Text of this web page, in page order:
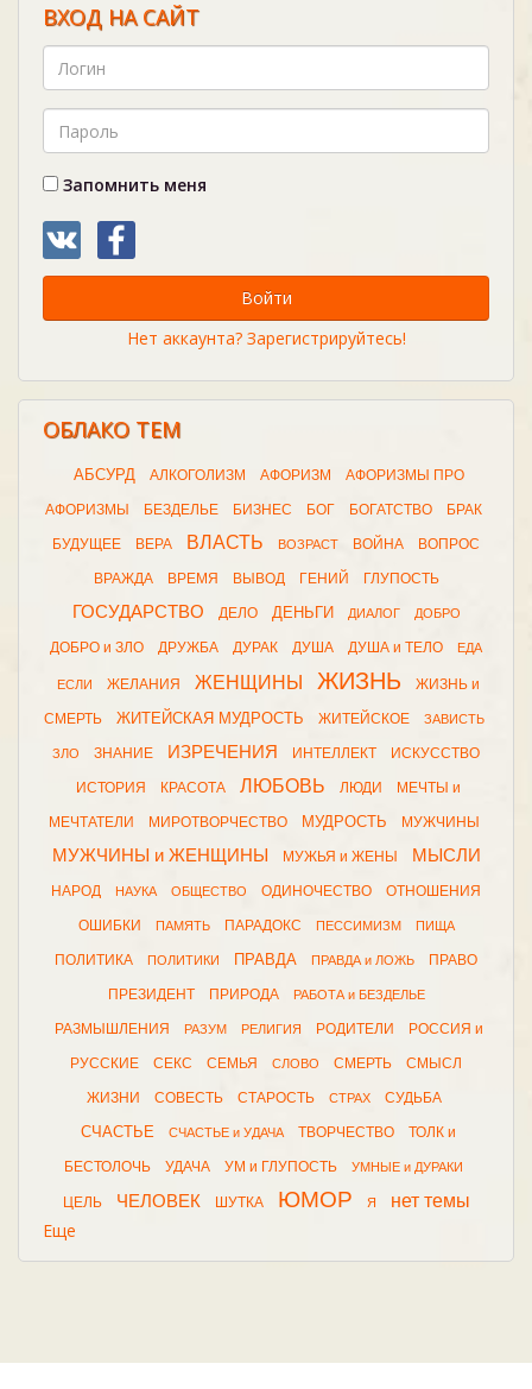
ВХОД НА САЙТ
Запомнить меня
Войти
Нет аккаунта? Зарегистрируйтесь!
ОБЛАКО ТЕМ
АБСУРД АЛКОГОЛИЗМ АФОРИЗМ АФОРИЗМЫ ПРО
АФОРИЗМЫ БЕЗДЕЛЬЕ БИЗНЕС БОГ БОГАТСТВО БРАК
БУДУЩЕЕ ВЕРА ВЛАСТЬ ВОЗРАСТ ВОЙНА ВОПРОС
ВРАЖДА ВРЕМЯ ВЫВОД ГЕНИЙ ГЛУПОСТЬ
ГОСУДАРСТВО ДЕЛО ДЕНЬГИ ДИАЛОГ ДОБРО
ДОБРО и ЗЛО ДРУЖБА ДУРАК ДУША ДУША и ТЕЛО ЕДА
ЕСЛИ ЖЕЛАНИЯ ЖЕНЩИНЫ ЖИЗНЬ ЖИЗНЬ и
СМЕРТЬ ЖИТЕЙСКАЯ МУДРОСТЬ ЖИТЕЙСКОЕ ЗАВИСТЬ
ЗЛО ЗНАНИЕ ИЗРЕЧЕНИЯ ИНТЕЛЛЕКТ ИСКУССТВО
ИСТОРИЯ КРАСОТА ЛЮБОВЬ ЛЮДИ МЕЧТЫ и
МЕЧТАТЕЛИ МИРОТВОРЧЕСТВО МУДРОСТЬ МУЖЧИНЫ
МУЖЧИНЫ и ЖЕНЩИНЫ МУЖЬЯ и ЖЕНЫ МЫСЛИ
НАРОД НАУКА ОБЩЕСТВО ОДИНОЧЕСТВО ОТНОШЕНИЯ
ОШИБКИ ПАМЯТЬ ПАРАДОКС ПЕССИМИЗМ ПИЩА
ПОЛИТИКА ПОЛИТИКИ ПРАВДА ПРАВДА и ЛОЖЬ ПРАВО
ПРЕЗИДЕНТ ПРИРОДА РАБОТА и БЕЗДЕЛЬЕ
РАЗМЫШЛЕНИЯ РАЗУМ РЕЛИГИЯ РОДИТЕЛИ РОССИЯ и
РУССКИЕ СЕКС СЕМЬЯ СЛОВО СМЕРТЬ СМЫСЛ
ЖИЗНИ СОВЕСТЬ СТАРОСТЬ СТРАХ СУДЬБА
СЧАСТЬЕ СЧАСТЬЕ и УДАЧА ТВОРЧЕСТВО ТОЛК и
БЕСТОЛОЧЬ УДАЧА УМ и ГЛУПОСТЬ УМНЫЕ и ДУРАКИ
ЦЕЛЬ ЧЕЛОВЕК ШУТКА ЮМОР Я нет темы
Еще